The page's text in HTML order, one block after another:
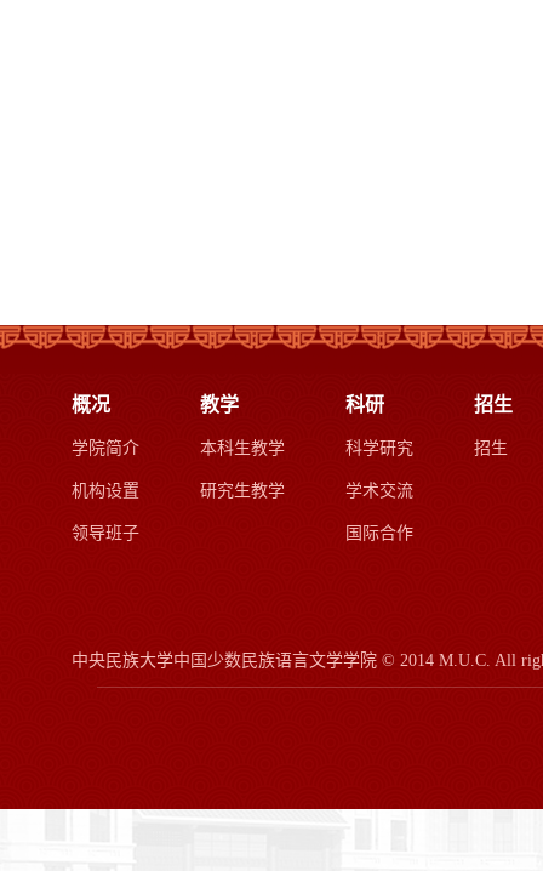
概况
学院简介
机构设置
领导班子
教学
本科生教学
研究生教学
科研
科学研究
学术交流
国际合作
招生
招生
中央民族大学中国少数民族语言文学学院 © 2014